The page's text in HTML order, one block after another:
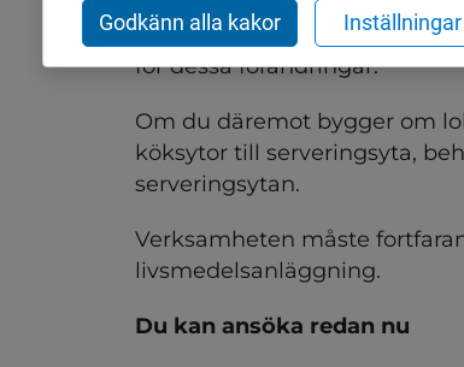
Du behöver inte göra någon
för dessa förändringar.
Om du däremot bygger om
köksytor till serveringsyta,
serveringsytan.
Verksamheten måste
livsmedelsanläggning.
Du kan ansöka redan nu
Godkänn alla kakor Inställningar